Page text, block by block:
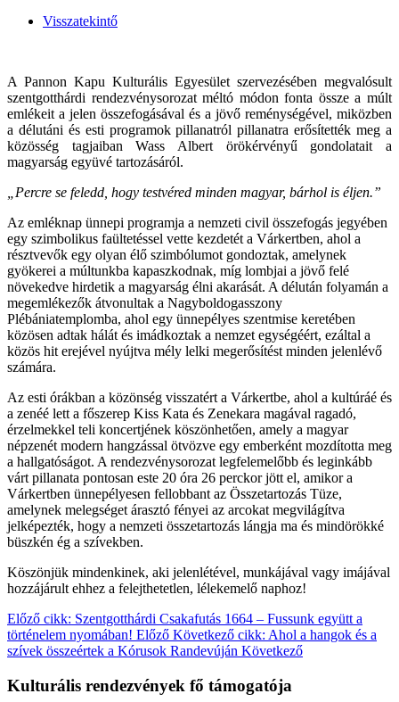
Visszatekintő
A Pannon Kapu Kulturális Egyesület szervezésében megvalósult
szentgotthárdi rendezvénysorozat méltó módon fonta össze a múlt
emlékeit a jelen összefogásával és a jövő reménységével, miközben
a délutáni és esti programok pillanatról pillanatra erősítették meg a
közösség tagjaiban Wass Albert örökérvényű gondolatait a
magyarság együvé tartozásáról.
„Percre se feledd, hogy testvéred minden magyar, bárhol is éljen.”
Az emléknap ünnepi programja a nemzeti civil összefogás jegyében
egy szimbolikus faültetéssel vette kezdetét a Várkertben, ahol a
résztvevők egy olyan élő szimbólumot gondoztak, amelynek
gyökerei a múltunkba kapaszkodnak, míg lombjai a jövő felé
növekedve hirdetik a magyarság élni akarását. A délután folyamán a
megemlékezők átvonultak a Nagyboldogasszony
Plébániatemplomba, ahol egy ünnepélyes szentmise keretében
közösen adtak hálát és imádkoztak a nemzet egységéért, ezáltal a
közös hit erejével nyújtva mély lelki megerősítést minden jelenlévő
számára.
Az esti órákban a közönség visszatért a Várkertbe, ahol a kultúráé és
a zenéé lett a főszerep Kiss Kata és Zenekara magával ragadó,
érzelmekkel teli koncertjének köszönhetően, amely a magyar
népzenét modern hangzással ötvözve egy emberként mozdította meg
a hallgatóságot. A rendezvénysorozat legfelemelőbb és leginkább
várt pillanata pontosan este 20 óra 26 perckor jött el, amikor a
Várkertben ünnepélyesen fellobbant az Összetartozás Tüze,
amelynek melegséget árasztó fényei az arcokat megvilágítva
jelképezték, hogy a nemzeti összetartozás lángja ma és mindörökké
büszkén ég a szívekben.
Köszönjük mindenkinek, aki jelenlétével, munkájával vagy imájával
hozzájárult ehhez a felejthetetlen, lélekemelő naphoz!
Előző cikk: Szentgotthárdi Csakafutás 1664 – Fussunk együtt a
történelem nyomában! Előző Következő cikk: Ahol a hangok és a
szívek összeértek a Kórusok Randevúján Következő
Kulturális rendezvények fő támogatója